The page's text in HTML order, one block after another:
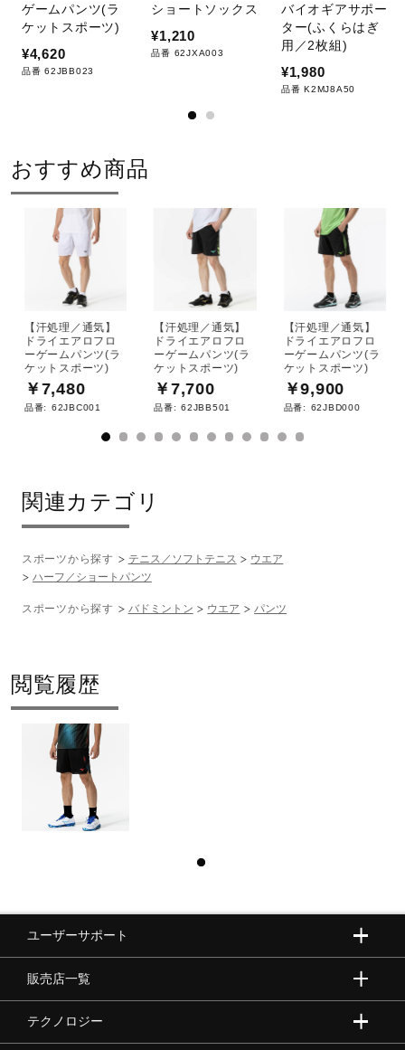
ゲームパンツ(ラ
ケットスポーツ)
¥4,620
品番 62JBB023
ショートソックス
¥1,210
品番 62JXA003
バイオギアサポー
ター(ふくらはぎ
用／2枚組)
¥1,980
品番 K2MJ8A50
おすすめ商品
【汗処理／通気】
ドライエアロフロ
ーゲームパンツ(ラ
ケットスポーツ)
￥7,480
品番: 62JBC001
【汗処理／通気】
ドライエアロフロ
ーゲームパンツ(ラ
ケットスポーツ)
￥7,700
品番: 62JBB501
【汗処理／通気】
ドライエアロフロ
ーゲームパンツ(ラ
ケットスポーツ)
￥9,900
品番: 62JBD000
関連カテゴリ
スポーツから探す テニス／ソフトテニス
ウエア
ハーフ／ショートパンツ
スポーツから探す バドミントン ウエア パンツ
閲覧履歴
ユーザーサポート
販売店一覧
テクノロジー